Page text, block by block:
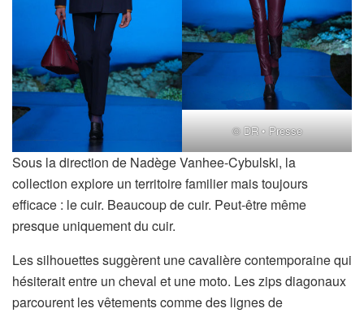
© DR • Presse
Sous la direction de Nadège Vanhee-Cybulski, la
collection explore un territoire familier mais toujours
efficace : le cuir. Beaucoup de cuir. Peut-être même
presque uniquement du cuir.
Les silhouettes suggèrent une cavalière contemporaine qui
hésiterait entre un cheval et une moto. Les zips diagonaux
parcourent les vêtements comme des lignes de